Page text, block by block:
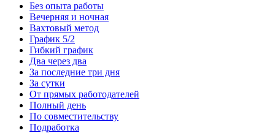
Без опыта работы
Вечерняя и ночная
Вахтовый метод
График 5/2
Гибкий график
Два через два
За последние три дня
За сутки
От прямых работодателей
Полный день
По совместительству
Подработка